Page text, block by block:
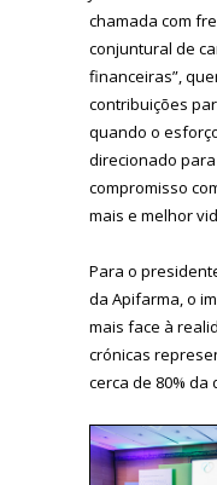
chamada com
conjuntural de
financeiras”,
contribuições
quando o
direcionado
compromisso
mais e melhor
Para o
da Apifarma, o
mais face à
crónicas
cerca de 80% da